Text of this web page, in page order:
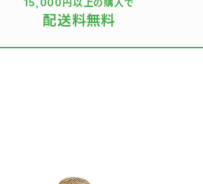
15,000円以上の購入で
配送料無料